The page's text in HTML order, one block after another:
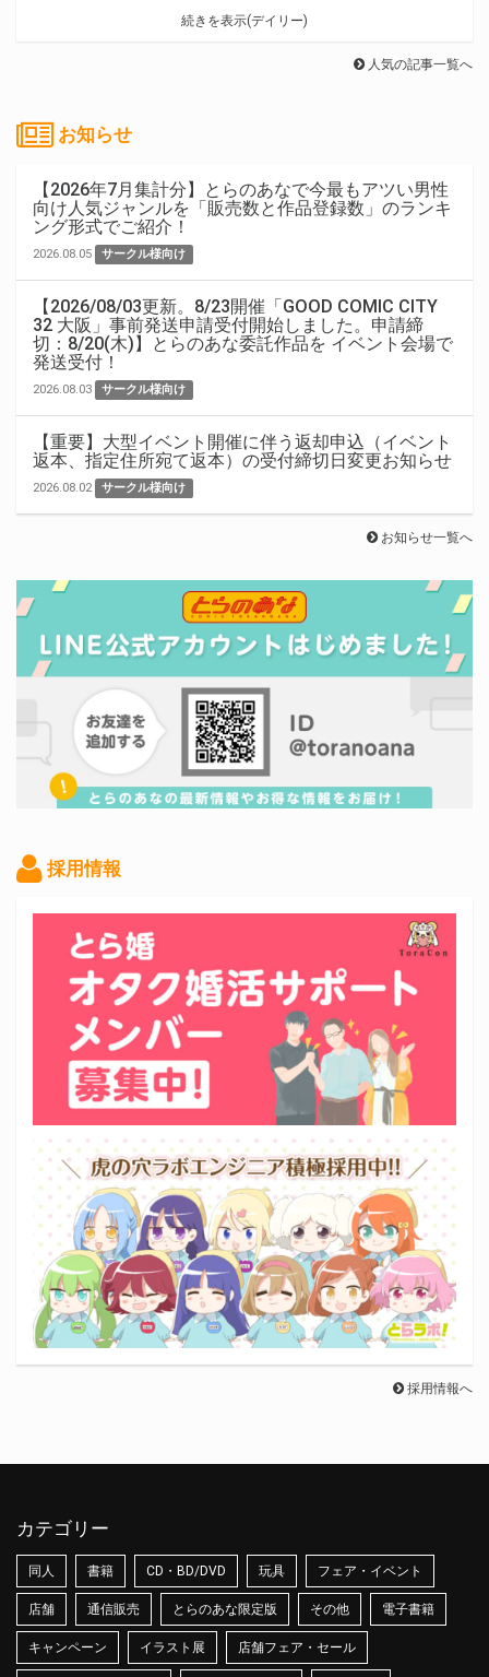
続きを表示(デイリー)
人気の記事一覧へ
お知らせ
【2026年7月集計分】とらのあなで今最もアツい男性
向け人気ジャンルを「販売数と作品登録数」のランキ
ング形式でご紹介！
2026.08.05 サークル様向け
【2026/08/03更新。8/23開催「GOOD COMIC CITY
32 大阪」事前発送申請受付開始しました。申請締
切：8/20(木)】とらのあな委託作品を イベント会場で
発送受付！
2026.08.03 サークル様向け
【重要】大型イベント開催に伴う返却申込（イベント
返本、指定住所宛て返本）の受付締切日変更お知らせ
2026.08.02 サークル様向け
お知らせ一覧へ
採用情報
採用情報へ
カテゴリー
同人 書籍 CD・BD/DVD 玩具 フェア・イベント
店舗 通信販売 とらのあな限定版 その他 電子書籍
キャンペーン イラスト展 店舗フェア・セール